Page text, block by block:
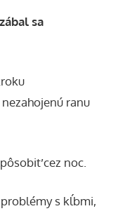
sa
ranu
cez noc.
s kĺbmi,